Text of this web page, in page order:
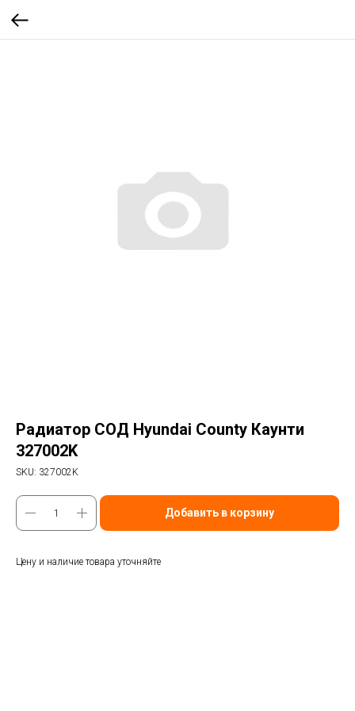
Радиатор СОД Hyundai County Каунти
327002K
SKU: 327002K
Добавить в корзину
Цену и наличие товара уточняйте